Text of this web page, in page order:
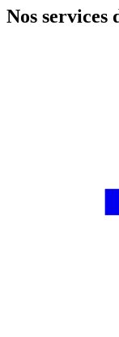
Nos services